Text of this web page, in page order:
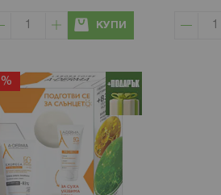
КУПИ